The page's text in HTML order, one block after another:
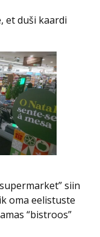
et duši kaardi
siin
oma eelistuste
“bistroos”